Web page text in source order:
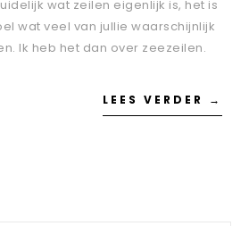
wat zeilen eigenlijk is, het is
wat veel van jullie waarschijnlijk
Ik heb het dan over zeezeilen.
LEES VERDER →